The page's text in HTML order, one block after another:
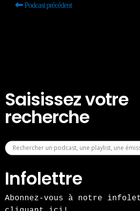
Podcast précédent
Saisissez votre
recherche
Infolettre
Abonnez-vous à notre